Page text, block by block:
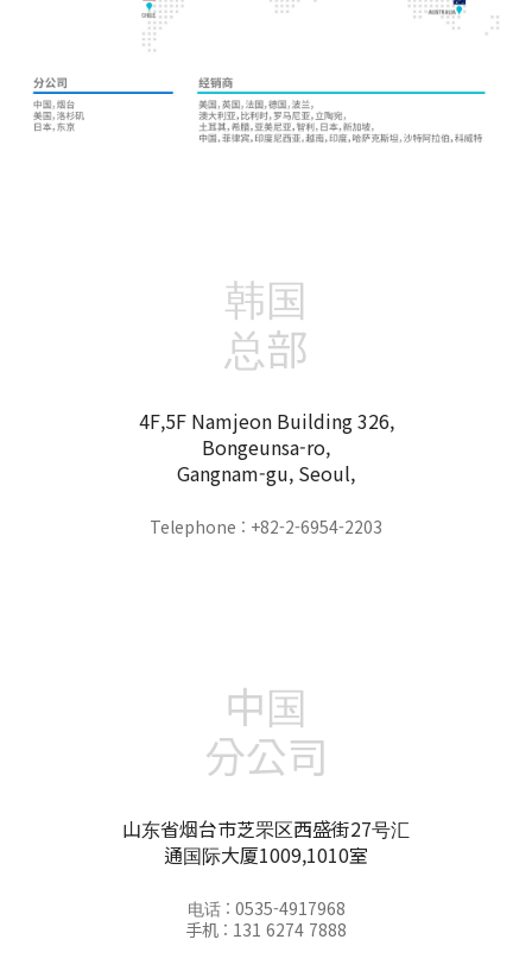
韩国
总部
4F,5F Namjeon Building 326,
Bongeunsa-ro,
Gangnam-gu, Seoul,
Telephone : +82-2-6954-2203
中国
分公司
山东省烟台市芝罘区西盛街27号汇
通国际大厦1009,1010室
电话 : 0535-4917968
手机 : 131 6274 7888